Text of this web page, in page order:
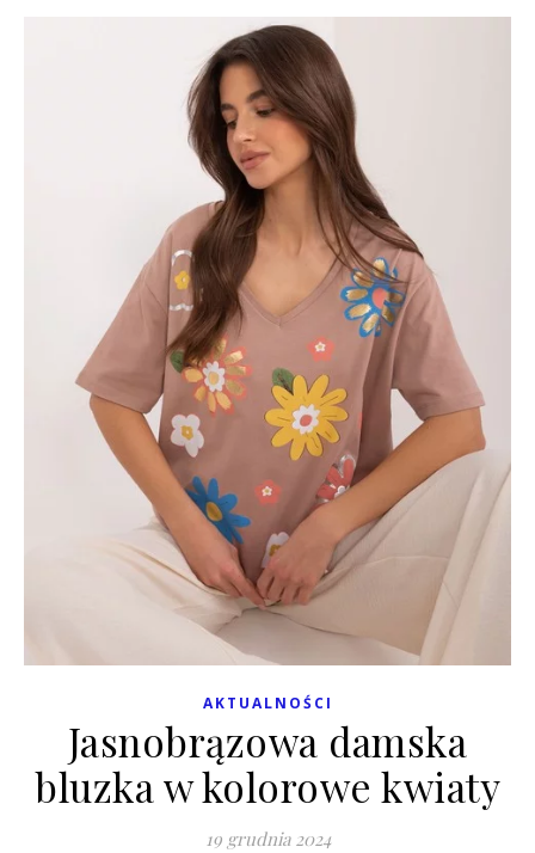
AKTUALNOŚCI
Jasnobrązowa damska
bluzka w kolorowe kwiaty
19 grudnia 2024